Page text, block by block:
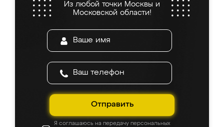
Из любой точки Москвы и
Московской области!
Отправить
Я соглашаюсь на передачу персональных